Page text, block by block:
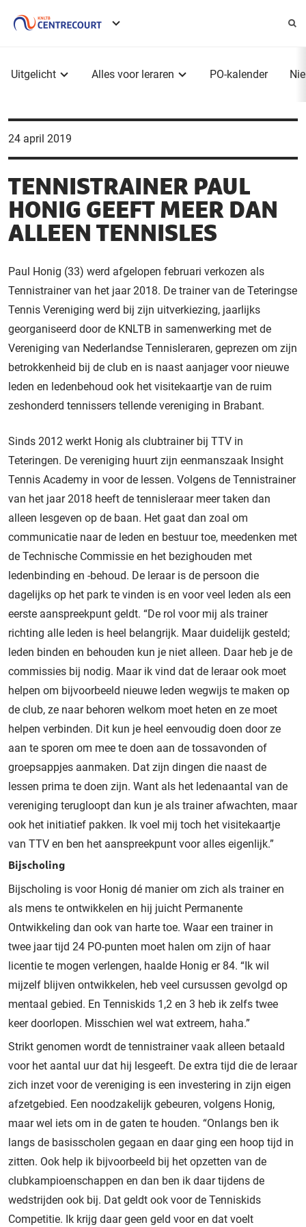
Uitgelicht Alles voor leraren PO-kalender
24 april 2019
TENNISTRAINER PAUL
HONIG GEEFT MEER DAN
ALLEEN TENNISLES
Paul Honig (33) werd afgelopen februari verkozen als
Tennistrainer van het jaar 2018. De trainer van de Teteringse
Tennis Vereniging werd bij zijn uitverkiezing, jaarlijks
georganiseerd door de KNLTB in samenwerking met de
Vereniging van Nederlandse Tennisleraren, geprezen om zijn
betrokkenheid bij de club en is naast aanjager voor nieuwe
leden en ledenbehoud ook het visitekaartje van de ruim
zeshonderd tennissers tellende vereniging in Brabant.
Sinds 2012 werkt Honig als clubtrainer bij TTV in
Teteringen. De vereniging huurt zijn eenmanszaak Insight
Tennis Academy in voor de lessen. Volgens de Tennistrainer
van het jaar 2018 heeft de tennisleraar meer taken dan
alleen lesgeven op de baan. Het gaat dan zoal om
communicatie naar de leden en bestuur toe, meedenken met
de Technische Commissie en het bezighouden met
ledenbinding en -behoud. De leraar is de persoon die
dagelijks op het park te vinden is en voor veel leden als een
eerste aanspreekpunt geldt. “De rol voor mij als trainer
richting alle leden is heel belangrijk. Maar duidelijk gesteld;
leden binden en behouden kun je niet alleen. Daar heb je de
commissies bij nodig. Maar ik vind dat de leraar ook moet
helpen om bijvoorbeeld nieuwe leden wegwijs te maken op
de club, ze naar behoren welkom moet heten en ze moet
helpen verbinden. Dit kun je heel eenvoudig doen door ze
aan te sporen om mee te doen aan de tossavonden of
groepsappjes aanmaken. Dat zijn dingen die naast de
lessen prima te doen zijn. Want als het ledenaantal van de
vereniging terugloopt dan kun je als trainer afwachten, maar
ook het initiatief pakken. Ik voel mij toch het visitekaartje
van TTV en ben het aanspreekpunt voor alles eigenlijk.”
Bijscholing
Bijscholing is voor Honig dé manier om zich als trainer en
als mens te ontwikkelen en hij juicht Permanente
Ontwikkeling dan ook van harte toe. Waar een trainer in
twee jaar tijd 24 PO-punten moet halen om zijn of haar
licentie te mogen verlengen, haalde Honig er 84. “Ik wil
mijzelf blijven ontwikkelen, heb veel cursussen gevolgd op
mentaal gebied. En Tenniskids 1,2 en 3 heb ik zelfs twee
keer doorlopen. Misschien wel wat extreem, haha.”
Strikt genomen wordt de tennistrainer vaak alleen betaald
voor het aantal uur dat hij lesgeeft. De extra tijd die de leraar
zich inzet voor de vereniging is een investering in zijn eigen
afzetgebied. Een noodzakelijk gebeuren, volgens Honig,
maar wel iets om in de gaten te houden. “Onlangs ben ik
langs de basisscholen gegaan en daar ging een hoop tijd in
zitten. Ook help ik bijvoorbeeld bij het opzetten van de
clubkampioenschappen en dan ben ik daar tijdens de
wedstrijden ook bij. Dat geldt ook voor de Tenniskids
Competitie. Ik krijg daar geen geld voor en dat voelt